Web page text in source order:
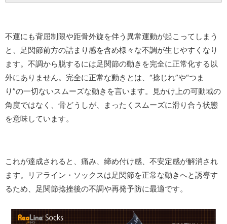
不運にも背屈制限や距骨外旋を伴う異常運動が起こってしまう
と、足関節前方の詰まり感を含め様々な不調が生じやすくなり
ます。不調から脱するには足関節の動きを完全に正常化する以
外にありません。完全に正常な動きとは、“捻じれ”や“つま
り”の一切ないスムーズな動きを言います。見かけ上の可動域の
角度ではなく、骨どうしが、まったくスムーズに滑り合う状態
を意味しています。
これが達成されると、痛み、締め付け感、不安定感が解消され
ます。リアライン・ソックスは足関節を正常な動きへと誘導す
るため、足関節捻挫後の不調や再発予防に最適です。